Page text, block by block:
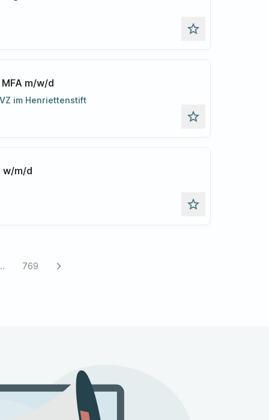
star_outline
m/w/d
im Henriettenstift
star_outline
w/m/d
star_outline
769 arrow_forward_ios